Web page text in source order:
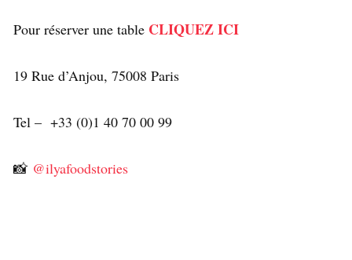
Pour réserver une table CLIQUEZ ICI
19 Rue d’Anjou, 75008 Paris
Tel – +33 (0)1 40 70 00 99
📸 @ilyafoodstories